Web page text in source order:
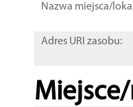
Nazwa miejsca/
Adres URI zasobu: